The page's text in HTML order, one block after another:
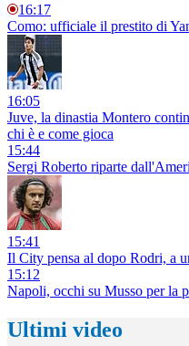
16:17
Como: ufficiale il prestito di
16:05
Juve, la dinastia Montero
chi è e come gioca
15:44
Sergi Roberto riparte
15:41
Il City pensa al dopo Rodri, a
15:12
Napoli, occhi su Musso per la
Ultimi video